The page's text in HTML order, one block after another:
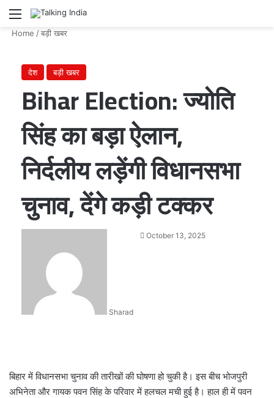
Menu
Home /बड़ी खबर
देश बड़ी खबर
Bihar Election: ज्योति
सिंह का बड़ा ऐलान,
निर्दलीय लड़ेंगी विधानसभा
चुनाव, देंगे कड़ी टक्कर
Sharad
SendOctober 13, 2025
बिहार में विधानसभा चुनाव की तारीखों की घोषणा हो चुकी है। इस बीच भोजपुरी
अभिनेता और गायक पवन सिंह के परिवार में हलचल मची हुई है। हाल ही में पवन